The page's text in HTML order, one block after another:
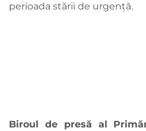
perioada stării de urgență.
Biroul de presă al